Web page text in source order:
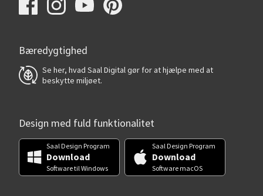
Bæredygtighed
Se her, hvad Saal Digital gør for at hjælpe med at
beskytte miljøet.
Design med fuld funktionalitet
Saal Design Program
Download
Software til Windows
Saal Design Program
Download
Software macOS